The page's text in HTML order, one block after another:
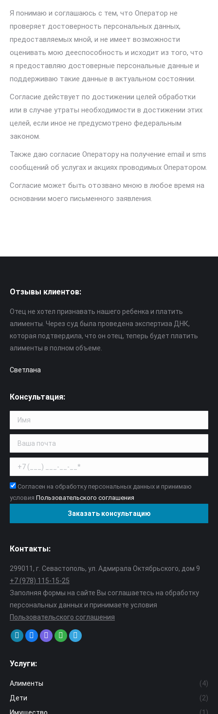
Я понимаю и соглашаюсь с тем, что Оператор не
проверяет достоверность персональных данных,
предоставляемых мной, и не имеет возможности
оценивать мою дееспособность и исходит из того, что
я предоставляю достоверные персональные данные и
поддерживаю такие данные в актуальном состоянии.
Согласие действует по достижении целей обработки
или в случае утраты необходимости в достижении этих
целей, если иное не предусмотрено федеральным
законом.
Также даю согласие Оператору на получение email и sms
сообщений об услугах и акциях проводимых Оператором.
Согласие может быть отозвано мною в любое время на
основании моего письменного заявления.
Отзывы клиентов:
Отец не хотел признавать нашего ребенка и платить
алименты. Через суд была проведена экспертиза ДНК,
которая подтвердила, что он отец, теперь будет платить
алименты в полном объеме.
Светлана
Консультация:
Согласен на обработку персональных данных и принимаю
условия Пользовательского соглашения
Контакты:
299011, г. Севастополь, ул. Адмирала Октябрьского, дом 9
+7 (978) 115-15-25
Заполняя формы на сайте Вы соглашаетесь на обработку
персональных данных и принимаете условия
Пользовательского соглашения
Find us on:
Mail
opens
VK
opens
ViberWhatsappTelegram
Услуги:
Алименты
(4)
Дети
(2)